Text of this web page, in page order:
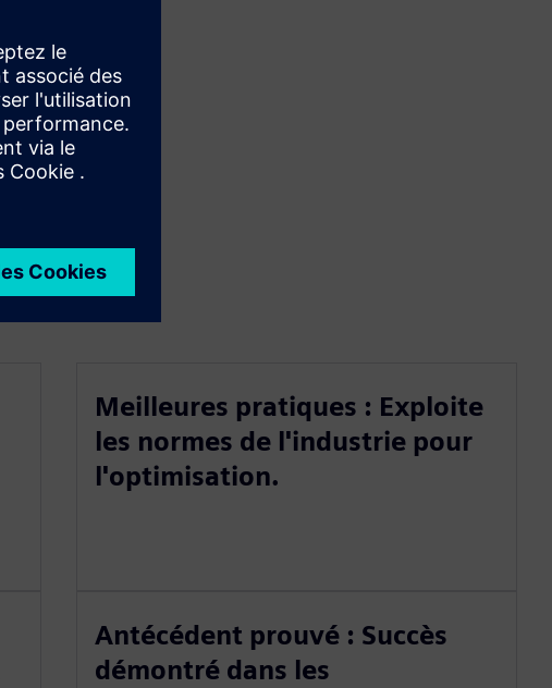
Meilleures pratiques : Exploite
les normes de l'industrie pour
l'optimisation.
Antécédent prouvé : Succès
démontré dans les